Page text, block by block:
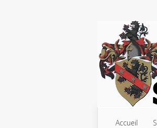
Accueil